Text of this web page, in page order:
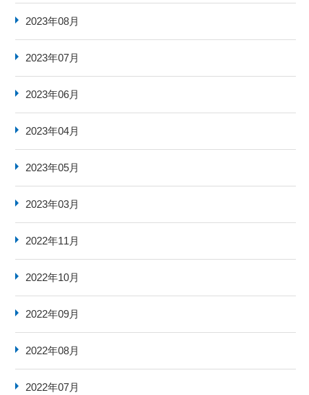
2023年08月
2023年07月
2023年06月
2023年04月
2023年05月
2023年03月
2022年11月
2022年10月
2022年09月
2022年08月
2022年07月